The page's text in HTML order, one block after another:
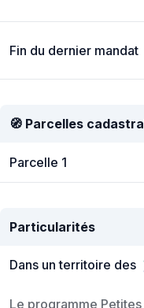
Fin du dernier mandat
🧭 Parcelles
Parcelle 1
Particularités
Dans un territoire des
Le programme